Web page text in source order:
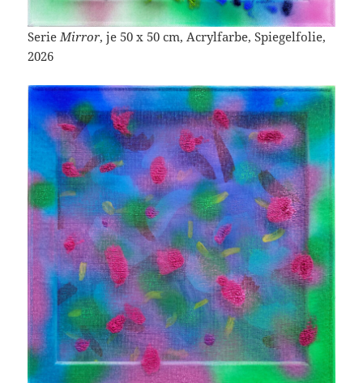
SerieMirror, je 50 x 50 cm, Acrylfarbe, Spiegelfolie,
2026